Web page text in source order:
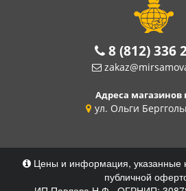
8 (812) 336
Адреса магазинов
ул. Ольги
Цены и информация, указанные
публичной